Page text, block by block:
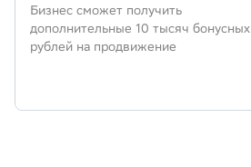
Бизнес сможет получить
дополнительные 10 тысяч бонусных
рублей на продвижение